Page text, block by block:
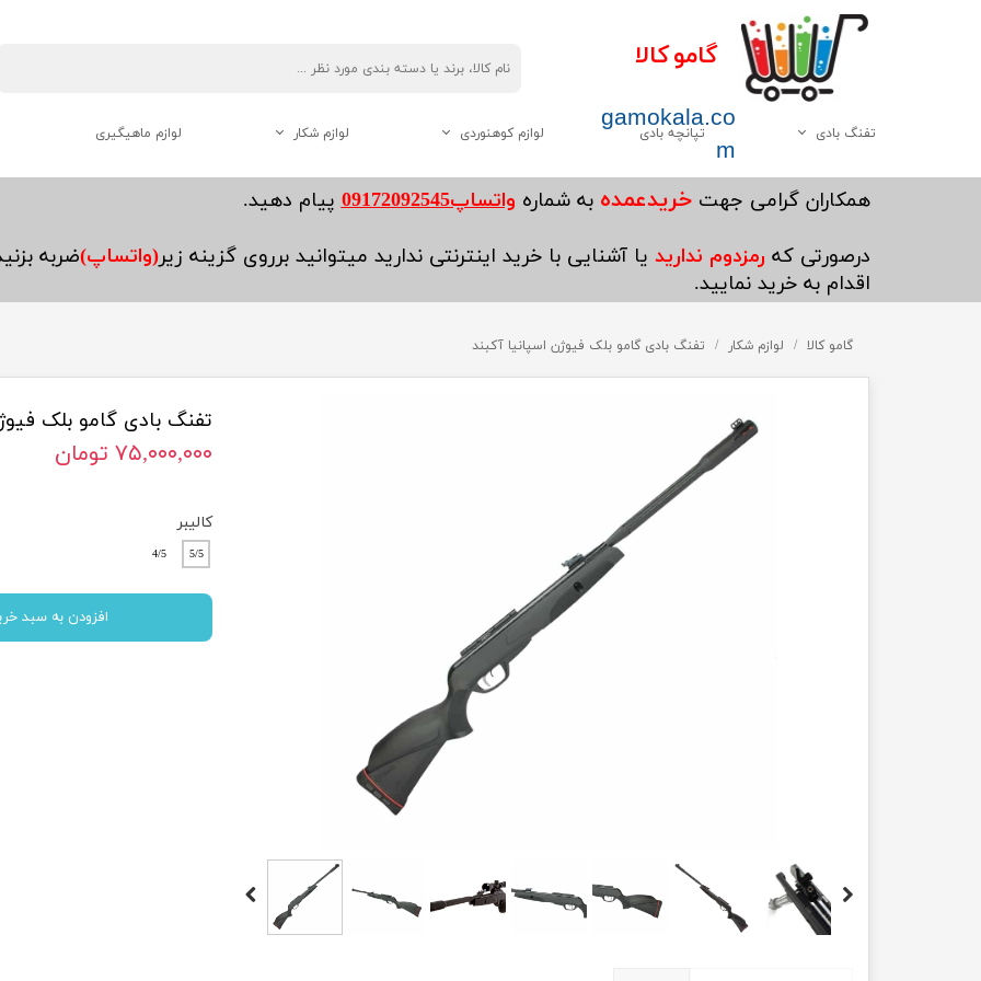
گامو کالا
gamokala.co
m
تفنگ بادی
همه موارد این دسته
وایرخ
تپانچه بادی لوازم کوهنوردی
چاقو تبر
کوله پشتی
کفش کوهنوردی
چادر
لوازم شکار
لوازم جانبی تفنگ
لوازم ماهیگیری
​همکاران گرامی جهتخریدعمده به شماره واتساپ09172092545 پیام دهید.
درصورتی که رمزدوم ندارید یا آشنایی با خرید اینترنتی ندارید میتوانید برروی گزینه زیر(واتساپ)ضربه
اقدام به خرید نمایید.
گامو کالا لوازم شکار تفنگ بادی گامو بلک فیوژن اسپانیا آکبند
تفنگ بادی گامو بلک
۷۵,۰۰۰,۰۰۰ تومان
کالیبر
5/5
4/5
افزودن به سبد